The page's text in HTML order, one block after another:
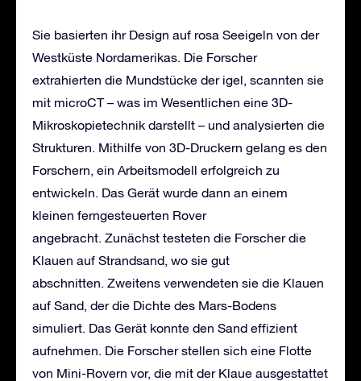
Sie basierten ihr Design auf rosa Seeigeln von der
Westküste Nordamerikas. Die Forscher
extrahierten die Mundstücke der igel, scannten sie
mit microCT – was im Wesentlichen eine 3D-
Mikroskopietechnik darstellt – und analysierten die
Strukturen. Mithilfe von 3D-Druckern gelang es den
Forschern, ein Arbeitsmodell erfolgreich zu
entwickeln. Das Gerät wurde dann an einem
kleinen ferngesteuerten Rover
angebracht. Zunächst testeten die Forscher die
Klauen auf Strandsand, wo sie gut
abschnitten. Zweitens verwendeten sie die Klauen
auf Sand, der die Dichte des Mars-Bodens
simuliert. Das Gerät konnte den Sand effizient
aufnehmen. Die Forscher stellen sich eine Flotte
von Mini-Rovern vor, die mit der Klaue ausgestattet